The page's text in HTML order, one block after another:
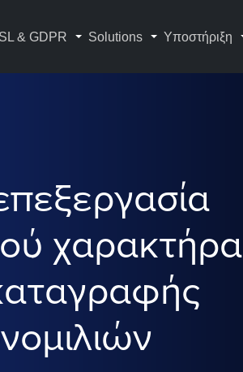
& GDPR Solutions Υποστήριξη
χαρακτήρα